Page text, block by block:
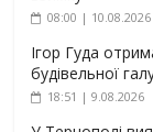
08:00 | 10.08.2026
Ігор Гуда
будівельної
18:51 | 9.08.2026